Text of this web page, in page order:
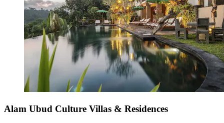
Alam Ubud Culture Villas & Residences